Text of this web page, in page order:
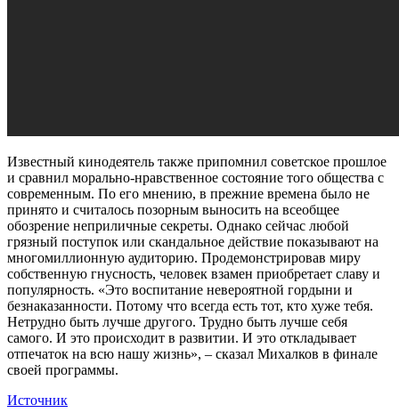
Известный кинодеятель также припомнил советское прошлое
и сравнил морально-нравственное состояние того общества с
современным. По его мнению, в прежние времена было не
принято и считалось позорным выносить на всеобщее
обозрение неприличные секреты. Однако сейчас любой
грязный поступок или скандальное действие показывают на
многомиллионную аудиторию. Продемонстрировав миру
собственную гнусность, человек взамен приобретает славу и
популярность. «Это воспитание невероятной гордыни и
безнаказанности. Потому что всегда есть тот, кто хуже тебя.
Нетрудно быть лучше другого. Трудно быть лучше себя
самого. И это происходит в развитии. И это откладывает
отпечаток на всю нашу жизнь», – сказал Михалков в финале
своей программы.
Источник